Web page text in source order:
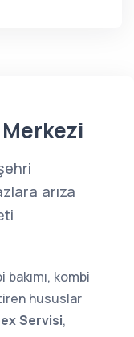
arıza
kombi
hususlar
Servisi,